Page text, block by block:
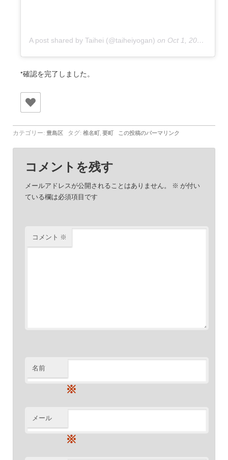
A post shared by Taihei (@taiheiyogan) on Oct 1, 2020 at 1:53am PDT
*確認を完了しました。
カテゴリー: 豊島区 タグ: 椎名町 要町 この投稿のパーマリンク
コメントを残す
メールアドレスが公開されることはありません。 ※ が付い
ている欄は必須項目です
コメント ※
名前
※
メール
※